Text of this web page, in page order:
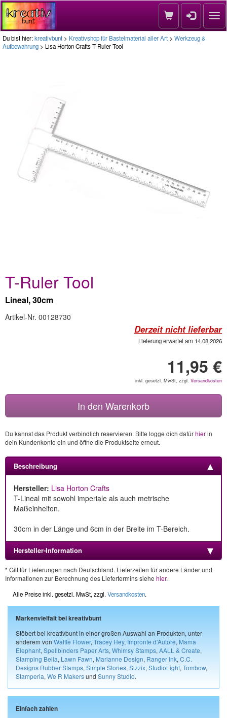
Du bist hier:kreativbunt > Kreativshop für Bastelmaterial aller Art > Werkzeug &
Aufbewahrung > Lisa Horton Crafts T-Ruler Tool
T-Ruler Tool
Lineal, 30cm
Artikel-Nr. 00128730
Derzeit nicht lieferbar
Lieferung erwartet am 14.08.2026
11,95 €
inkl. gesetzl. MwSt, zzgl. Versandkosten
In den Warenkorb
Du kannst das Produkt verbindlich reservieren. Bitte logge dich dafürhierin
dein Kundenkonto ein und öffne die Produktseite erneut.
Beschreibung
Hersteller: Lisa Horton Crafts
T-Lineal mit sowohl imperiale als auch metrische
Maßeinheiten.
30cm in der Länge und 6cm in der Breite im T-Bereich.
Hersteller-Information
* Gilt für Lieferungen nach Deutschland. Lieferzeiten für andere Länder und
Informationen zur Berechnung des Liefertermins siehe hier.
Alle Preise inkl. gesetzl. MwSt, zzgl. Versandkosten.
Markenvielfalt bei kreativbunt
Stöbert bei kreativbunt in einer großen Auswahl an Produkten, unter
anderem von Waffle Flower, Tracey Hey, Impronte d'Autore, Mama
Elephant, Spellbinders Paper Arts, Whimsy Stamps, AALL & Create,
Stamping Bella, Lawn Fawn, Marianne Design, Ranger Ink, C.C.
Designs Rubber Stamps, Simple Stories, Sizzix, StudioLight, Tombow,
Stamperia, We R Makersund Sunny Studio.
Einfach zahlen